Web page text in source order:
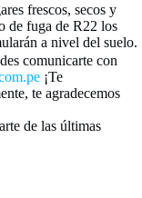
frescos, secos y
de fuga de R22 los
a nivel del suelo.
comunicarte con
¡Te
te agradecemos
de las últimas